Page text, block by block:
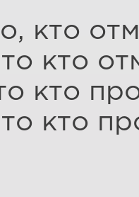
кто
кто
кто
кто